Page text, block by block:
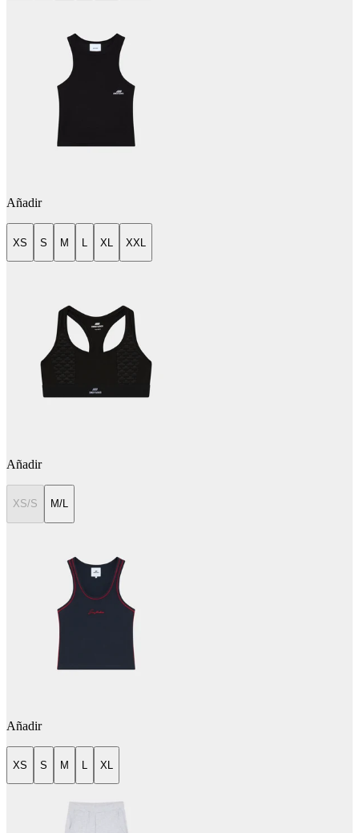
Añadir
XS S M L XL XXL
Añadir
XS/S M/L
Añadir
XS S M XL